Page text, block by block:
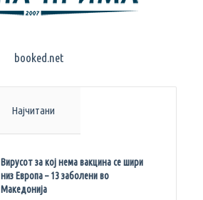
Најчитани
Вирусот за кој нема вакцина се шири
низ Европа – 13 заболени во
Македонија